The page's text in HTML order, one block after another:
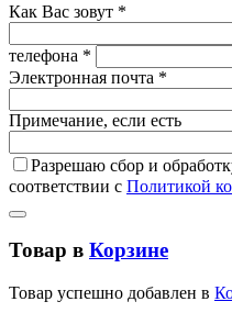
Как Вас зовут *
телефона *
Электронная почта *
Примечание, если есть
Разрешаю сбор и
соответствии с Политикой
Товар в Корзине
Товар успешно добавлен в